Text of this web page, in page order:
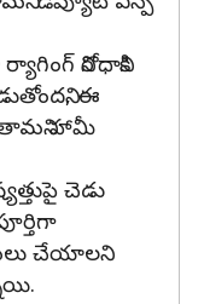
నిరోధానికి
ఈ
హామీ
చెడు
చేయాలని